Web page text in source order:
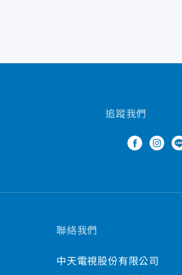
追蹤我們
聯絡我們
中天電視股份有限公司